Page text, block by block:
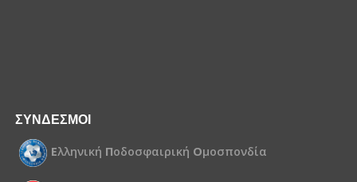
ΣΥΝΔΕΣΜΟΙ
Ελληνική Ποδοσφαιρική Ομοσπονδία